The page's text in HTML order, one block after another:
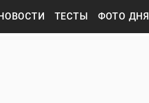
ТЕСТЫ ФОТО ДНЯ